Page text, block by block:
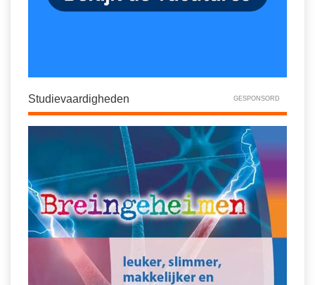
Studievaardigheden GESPONSORD